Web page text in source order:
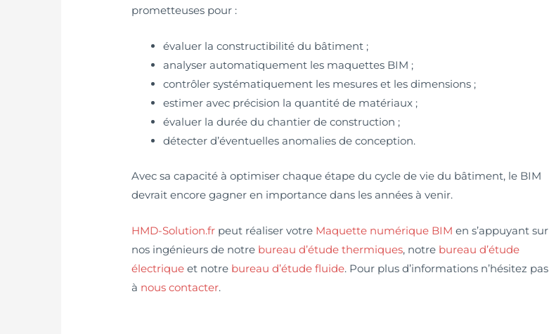
prometteuses pour :
évaluer la constructibilité du bâtiment ;
analyser automatiquement les maquettes BIM ;
contrôler systématiquement les mesures et les dimensions ;
estimer avec précision la quantité de matériaux ;
évaluer la durée du chantier de construction ;
détecter d’éventuelles anomalies de conception.
Avec sa capacité à optimiser chaque étape du cycle de vie du bâtiment, le BIM
devrait encore gagner en importance dans les années à venir.
HMD-Solution.fr peut réaliser votre Maquette numérique BIM en s’appuyant sur
nos ingénieurs de notre bureau d’étude thermiques, notre bureau d’étude
électrique et notre bureau d’étude fluide. Pour plus d’informations n’hésitez pas
à nous contacter.